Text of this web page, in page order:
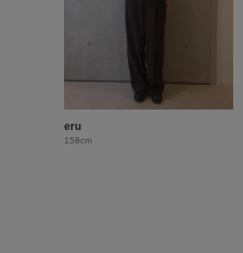
eru
158cm